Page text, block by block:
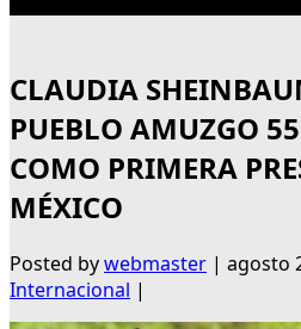
CLAUDIA
PUEBLO AMUZGO
COMO PRIMERA
MÉXICO
Posted bywebmaster | agosto
Internacional |